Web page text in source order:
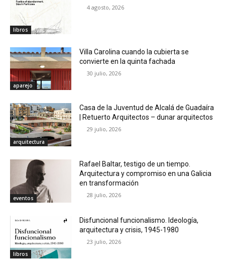
libros
4 agosto, 2026
aparejo
Villa Carolina cuando la cubierta se
convierte en la quinta fachada
30 julio, 2026
arquitectura
Casa de la Juventud de Alcalá de Guadaíra
| Retuerto Arquitectos – dunar arquitectos
29 julio, 2026
eventos
Rafael Baltar, testigo de un tiempo.
Arquitectura y compromiso en una Galicia
en transformación
28 julio, 2026
libros
Disfuncional funcionalismo. Ideología,
arquitectura y crisis, 1945-1980
23 julio, 2026